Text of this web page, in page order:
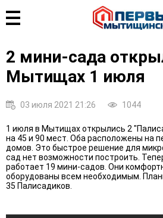
2 мини-сада
Мытищах 1 июля
03 июля 2021 21:26 1044
1 июля в Мытищах открылись 2
на 45 и 90 мест. Оба расположены на
домов. Это быстрое решение для
сад нет возможности построить.
работает 19 мини-садов. Они
оборудованы всем необходимым.
35 Палисадиков.